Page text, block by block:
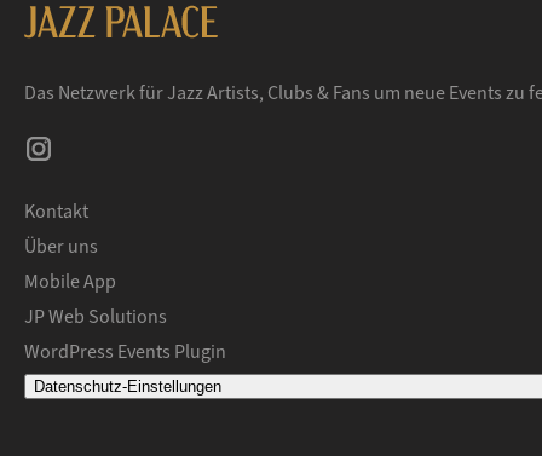
Das Netzwerk für Jazz Artists, Clubs & Fans um neue Events
Kontakt
Über uns
Mobile App
JP Web Solutions
WordPress Events Plugin
Datenschutz-Einstellungen